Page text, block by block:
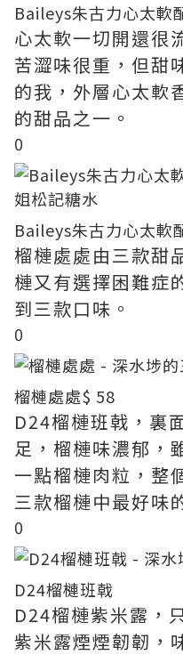
Baileys朱古力心太軟
心太軟一切開還很
苦澀味很重，但甜
的我，外層心太軟
的甜品之一。
0
Baileys朱古力心太軟
榴槤處處由三款甜
槤又有選擇困難症
到三款口味。
0
榴槤處處$ 58
D24榴槤班戟，裏
足，榴槤味濃郁，
一點榴槤肉粒，整
三款榴槤中最好味
0
D24榴槤班戟
D24榴槤紫米露，
紫米露煙煙韌韌，